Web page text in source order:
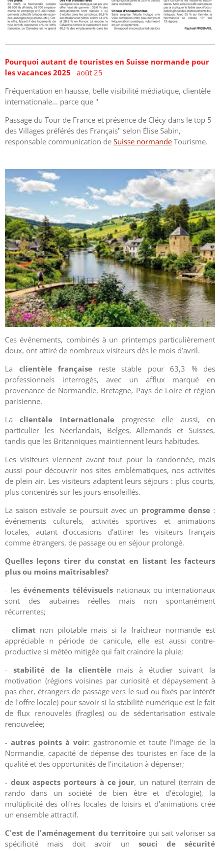
Pourquoi autant de touristes en Suisse normande pour
les vacances 2025 août 25
Fréquentation en hausse, belle visibilité médiatique, clientèle
internationale... parce que "
Passage du Tour de France et présence de Clécy dans le top 5
des Villages préférés des Français" selon Élise Sabin,
responsable communication de Suisse normande Tourisme.
Ces événements, combinés à un printemps particulièrement
doux, ont attiré de nombreux visiteurs dès le mois d’avril.
La clientèle française reste stable pour 63,3 % des
professionnels interrogés, avec un afflux marqué en
provenance de Normandie, Bretagne, Pays de Loire et région
parisienne.
La clientèle internationale progresse elle aussi, en
particulier les Néerlandais, Belges, Allemands et Suisses,
tandis que les Britanniques maintiennent leurs habitudes.
Les visiteurs viennent avant tout pour la randonnée, mais
aussi pour découvrir nos sites emblématiques, nos activités
de plein air. Les visiteurs adaptent leurs séjours : plus courts,
plus concentrés sur les jours ensoleillés.
La saison estivale se poursuit avec un programme dense:
événements culturels, activités sportives et animations
locales, autant d’occasions d'attirer les visiteurs français
comme étrangers, de passage ou en séjour prolongé.
Quelles leçons tirer du constat en listant les facteurs
plus ou moins maîtrisables?
- lesévénements télévisuels nationaux ou internationaux
sont des aubaines réelles mais non spontanément
récurrentes;
- climat non pilotable mais si la fraîcheur normande est
appréciable n période de canicule, elle est aussi contre-
productive si météo mitigée qui fait craindre la pluie;
- stabilité de la clientèlemais à étudier suivant la
motivation (régions voisines par curiosité et dépaysement à
pas cher, étrangers de passage vers le sud ou fixés par intérêt
de l'offre locale) pour savoir si la stabilité numérique est le fait
de flux renouvelés (fragiles) ou de sédentarisation estivale
renouvelée;
- autres points à voir: gastronomie et toute l'image de la
Normandie, capacité de dépense des touristes en face de la
qualité et des opportunités de l'incitation à dépenser;
- deux aspects porteurs à ce jour, un naturel (terrain de
rando dans un société de bien être et d'écologie), la
multiplicité des offres locales de loisirs et d'animations crée
un ensemble attractif.
C'est de l'aménagement du territoire qui sait valoriser sa
spécificité mais doit avoir un souci de sécurité